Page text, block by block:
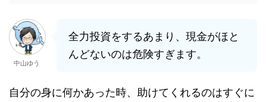
中山ゆう
全力投資をするあまり、現金がほと
んどないのは危険すぎます。
自分の身に何かあった時、助けてくれるのはすぐに